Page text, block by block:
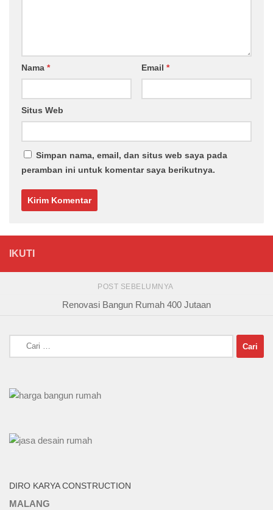
Nama * Email *
Situs Web
Simpan nama, email, dan situs web saya pada
peramban ini untuk komentar saya berikutnya.
IKUTI
POST SEBELUMNYA
Renovasi Bangun Rumah 400 Jutaan
untuk:
DIRO KARYA CONSTRUCTION
MALANG